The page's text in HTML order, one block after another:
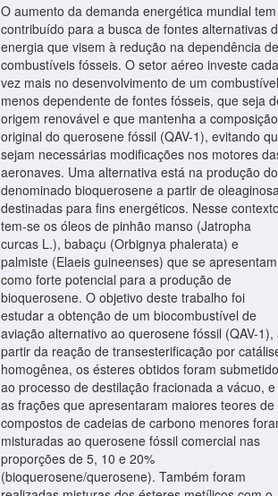
O aumento da demanda energética mundial tem
contribuído para a busca de fontes alternativas
energia que visem à redução na dependência de
combustíveis fósseis. O setor aéreo investe cada
vez mais no desenvolvimento de um combustível
menos dependente de fontes fósseis, que seja
origem renovável e que mantenha a composição
original do querosene fóssil (QAV-1), evitando
sejam necessárias modificações nos motores
aeronaves. Uma alternativa está na produção do
denominado bioquerosene a partir de
destinadas para fins energéticos. Nesse
tem-se os óleos de pinhão manso (Jatropha
curcas L.), babaçu (Orbignya phalerata) e
palmiste (Elaeis guineenses) que se apresentam
como forte potencial para a produção de
bioquerosene. O objetivo deste trabalho foi
estudar a obtenção de um biocombustível de
aviação alternativo ao querosene fóssil (QAV-1),
partir da reação de transesterificação por
homogênea, os ésteres obtidos foram
ao processo de destilação fracionada a vácuo, e
as frações que apresentaram maiores teores de
compostos de cadeias de carbono menores
misturadas ao querosene fóssil comercial nas
proporções de 5, 10 e 20%
(bioquerosene/querosene). Também foram